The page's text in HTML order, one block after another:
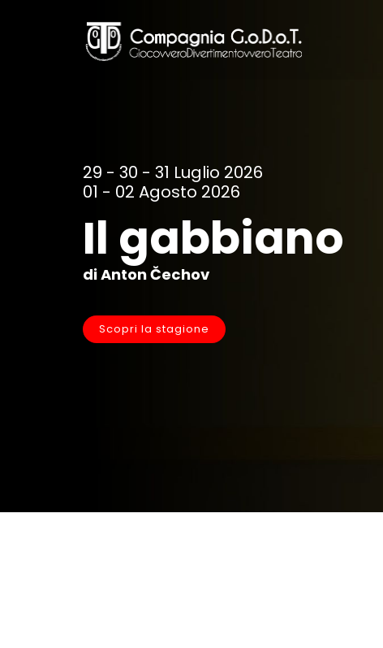
29 - 30 - 31 Luglio 2026
01 - 02 Agosto 2026
Il gabbiano
di Anton Čechov
Scopri la stagione